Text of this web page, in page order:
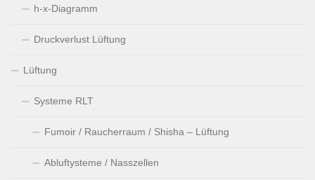
h-x-Diagramm
Druckverlust Lüftung
Lüftung
Systeme RLT
Fumoir / Raucherraum / Shisha – Lüftung
Abluftysteme / Nasszellen